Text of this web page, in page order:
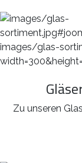
Zu unseren